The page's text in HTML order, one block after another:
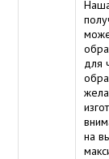
для
на